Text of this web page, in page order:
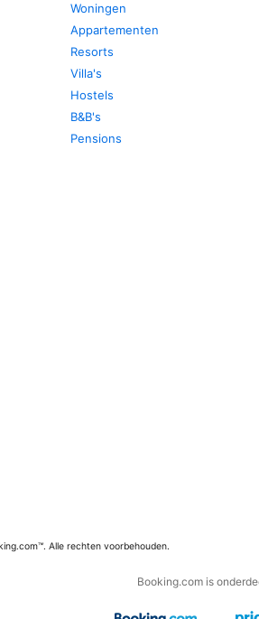
Woningen
Appartementen
Resorts
Villa's
Hostels
B&B's
Pensions
Alle rechten voorbehouden.
Booking.com is